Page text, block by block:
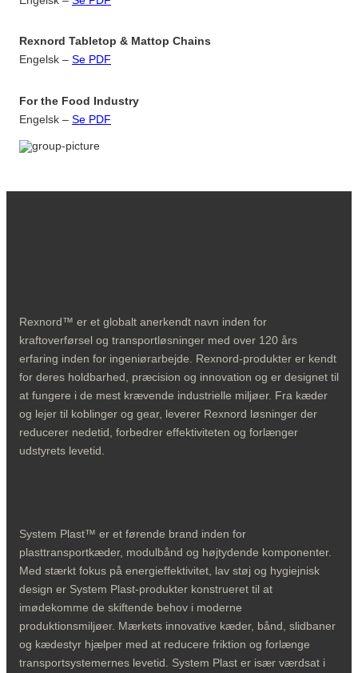
Rexnord Tabletop & Mattop Chains
Engelsk – Se PDF
For the Food Industry
Engelsk – Se PDF
Rexnord™ er et globalt anerkendt navn inden for
kraftoverførsel og transportløsninger med over 120 års
erfaring inden for ingeniørarbejde. Rexnord-produkter er kendt
for deres holdbarhed, præcision og innovation og er designet til
at fungere i de mest krævende industrielle miljøer. Fra kæder
og lejer til koblinger og gear, leverer Rexnord løsninger der
reducerer nedetid, forbedrer effektiviteten og forlænger
udstyrets levetid.
System Plast™ er et førende brand inden for
plasttransportkæder, modulbånd og højtydende komponenter.
Med stærkt fokus på energieffektivitet, lav støj og hygiejnisk
design er System Plast-produkter konstrueret til at
imødekomme de skiftende behov i moderne
produktionsmiljøer. Mærkets innovative kæder, bånd, slidbaner
og kædestyr hjælper med at reducere friktion og forlænge
transportsystemernes levetid. System Plast er især værdsat i